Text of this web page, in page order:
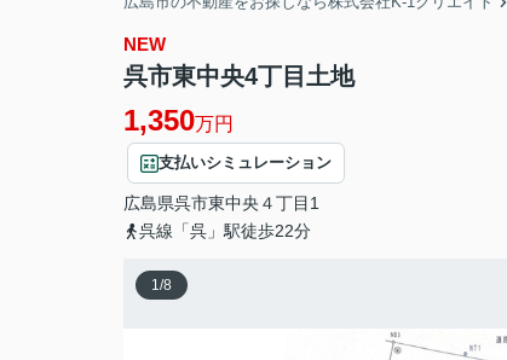
NEW
呉市東中央4丁目土地
1,350万円
支払いシミュレーション
広島県呉市東中央 ４丁目1
呉線「呉」駅徒歩22分
1/8